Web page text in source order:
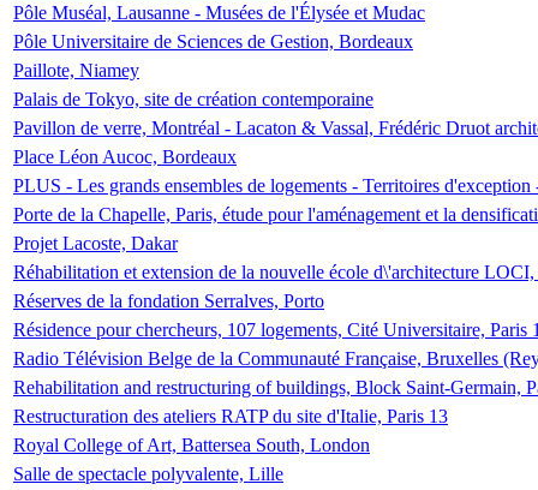
Pôle Muséal, Lausanne - Musées de l'Élysée et Mudac
Pôle Universitaire de Sciences de Gestion, Bordeaux
Paillote, Niamey
Palais de Tokyo, site de création contemporaine
Pavillon de verre, Montréal - Lacaton & Vassal, Frédéric Druot
Place Léon Aucoc, Bordeaux
PLUS - Les grands ensembles de logements - Territoires
Porte de la Chapelle, Paris, étude pour l'aménagement et la
Projet Lacoste, Dakar
Réhabilitation et extension de la nouvelle école d\'architecture
Réserves de la fondation Serralves, Porto
Résidence pour chercheurs, 107 logements, Cité Universitaire, Paris
Radio Télévision Belge de la Communauté Française, Bruxelles
Rehabilitation and restructuring of buildings, Block Saint-Germain,
Restructuration des ateliers RATP du site d'Italie, Paris 13
Royal College of Art, Battersea South, London
Salle de spectacle polyvalente, Lille